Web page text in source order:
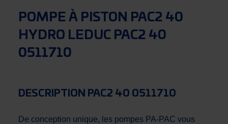
POMPE À PISTON PAC2 40
HYDRO LEDUC PAC2 40
0511710
DESCRIPTION PAC2 40 0511710
De conception unique, les pompes PA-PAC vous